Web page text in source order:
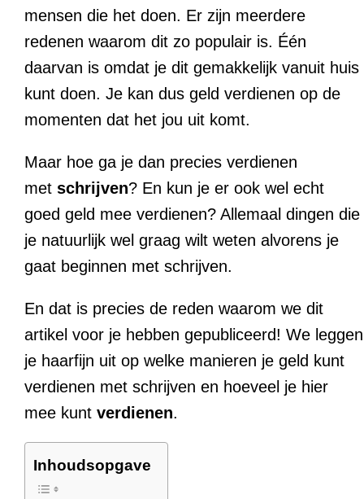
mensen die het doen. Er zijn meerdere
redenen waarom dit zo populair is. Één
daarvan is omdat je dit gemakkelijk vanuit huis
kunt doen. Je kan dus geld verdienen op de
momenten dat het jou uit komt.
Maar hoe ga je dan precies verdienen
met schrijven? En kun je er ook wel echt
goed geld mee verdienen? Allemaal dingen die
je natuurlijk wel graag wilt weten alvorens je
gaat beginnen met schrijven.
En dat is precies de reden waarom we dit
artikel voor je hebben gepubliceerd! We leggen
je haarfijn uit op welke manieren je geld kunt
verdienen met schrijven en hoeveel je hier
mee kunt verdienen.
Inhoudsopgave